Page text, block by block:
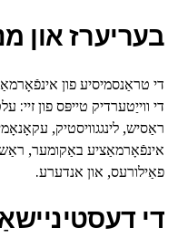
בעריערז און
די טראַנסמיסיע פון
די ווייַטערדיק טייפּס פון
ראַסיש, לינגגוויסטיק,
אינפֿאָרמאַציע באַקומער,
פאַילורעס, און אנדערע.
די